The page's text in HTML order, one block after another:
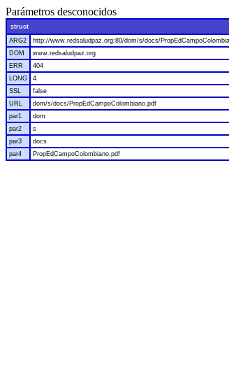
Parámetros desconocidos
struct
ARG2
http://www.redsaludpaz.org:80/dom/s/docs/
DOM
www.redsaludpaz.org
ERR
404
LONG
4
SSL
false
URL
dom/s/docs/PropEdCampoColombiano.pdf
par1
dom
par2
s
par3
docs
par4
PropEdCampoColombiano.pdf